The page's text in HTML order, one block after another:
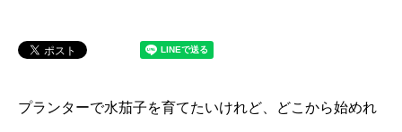
プランターで水茄子を育てたいけれど、どこから始めれ